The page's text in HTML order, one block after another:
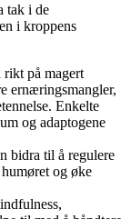
tak i de
i kroppens
rikt på magert
ernæringsmangler,
Enkelte
og adaptogene
bidra til å regulere
og øke